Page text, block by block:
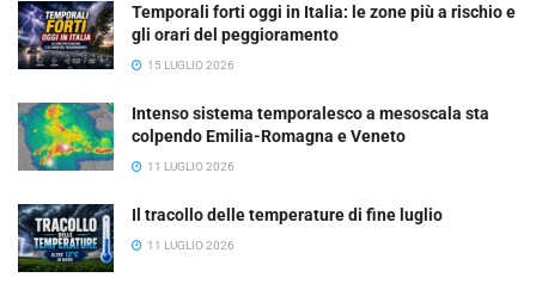
Temporali forti oggi in Italia: le zone più a rischio e
gli orari del peggioramento
15 LUGLIO 2026
Intenso sistema temporalesco a mesoscala sta
colpendo Emilia-Romagna e Veneto
11 LUGLIO 2026
Il tracollo delle temperature di fine luglio
11 LUGLIO 2026